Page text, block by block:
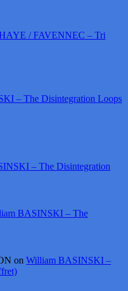
/ FAVENNEC – Tri
– The Disintegration Loops
– The Disintegration
BASINSKI – The
on William BASINSKI –